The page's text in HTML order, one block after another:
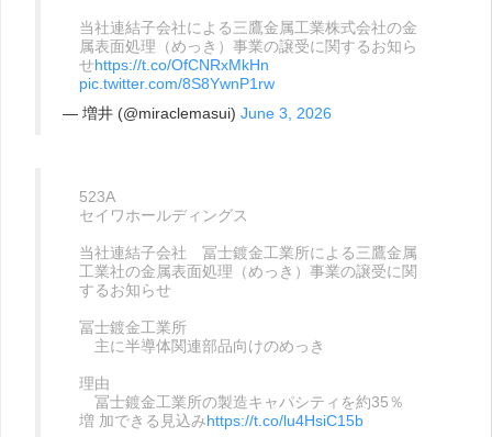
当社連結子会社による三鷹金属工業株式会社の金
属表面処理（めっき）事業の譲受に関するお知ら
せhttps://t.co/OfCNRxMkHn
pic.twitter.com/8S8YwnP1rw
— 増井 (@miraclemasui) June 3, 2026
523A
セイワホールディングス
当社連結子会社 冨士鍍金工業所による三鷹金属
工業社の金属表面処理（めっき）事業の譲受に関
するお知らせ
冨士鍍金工業所
主に半導体関連部品向けのめっき
理由
冨士鍍金工業所の製造キャパシティを約35％
増 加できる見込みhttps://t.co/lu4HsiC15b